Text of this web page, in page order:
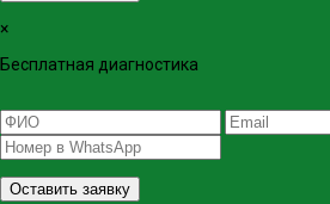
×
Бесплатная диагностика
Оставить заявку